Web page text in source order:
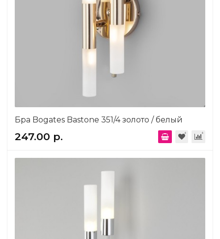
Бра Bogates Bastone 351/4 золото / белый
247.00 р.